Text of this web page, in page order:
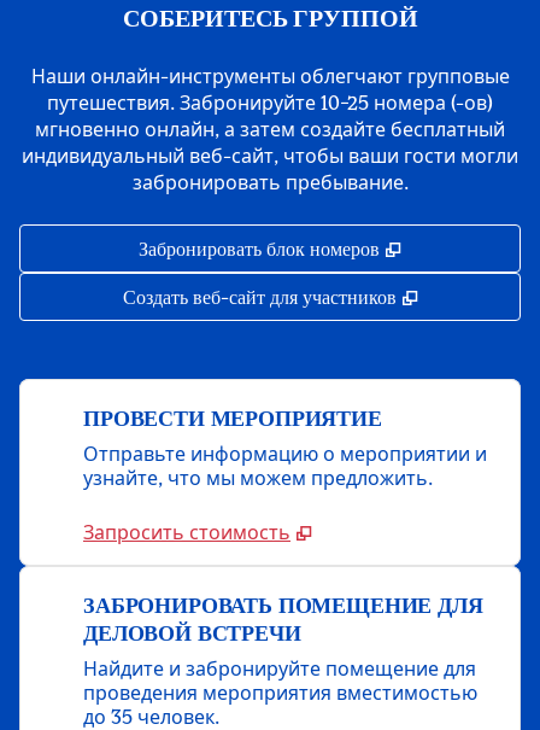
СОБЕРИТЕСЬ ГРУППОЙ
Наши онлайн-инструменты облегчают групповые
путешествия. Забронируйте 10−25 номера (-ов)
мгновенно онлайн, а затем создайте бесплатный
индивидуальный веб-сайт, чтобы ваши гости могли
забронировать пребывание.
Забронировать блок номеров ,
Создать веб-сайт для участников ,
ПРОВЕСТИ МЕРОПРИЯТИЕ
Отправьте информацию о мероприятии и
узнайте, что мы можем предложить.
Запросить стоимость
ЗАБРОНИРОВАТЬ ПОМЕЩЕНИЕ ДЛЯ
ДЕЛОВОЙ ВСТРЕЧИ
Найдите и забронируйте помещение для
проведения мероприятия вместимостью
до 35 человек.